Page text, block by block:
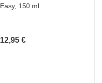
Easy, 150 ml
12,95 €